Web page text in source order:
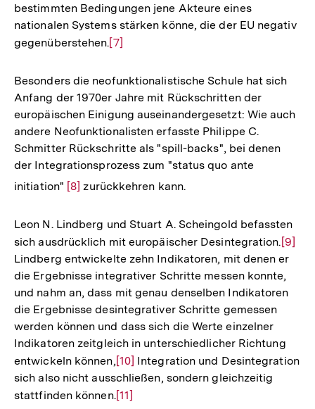
der
Fußnote
bestimmten Bedingungen jene Akteure eines
nationalen Systems stärken könne, die der EU negativ
gegenüberstehen.Zur
der
Fußnote
[7]
Besonders die neofunktionalistische Schule hat sich
Anfang der 1970er Jahre mit Rückschritten der
europäischen Einigung auseinandergesetzt: Wie auch
andere Neofunktionalisten erfasste Philippe C.
Schmitter Rückschritte als "spill-backs", bei denen
der Integrationsprozess zum "status quo ante
initiation" Zur
der
Fußnote
[8] zurückkehren kann.
Leon N. Lindberg und Stuart A. Scheingold befassten
sich ausdrücklich mit europäischer Desintegration.Zur
der
[9]
Lindberg entwickelte zehn Indikatoren, mit denen er
die Ergebnisse integrativer Schritte messen konnte,
und nahm an, dass mit genau denselben Indikatoren
die Ergebnisse desintegrativer Schritte gemessen
werden können und dass sich die Werte einzelner
Indikatoren zeitgleich in unterschiedlicher Richtung
entwickeln können,Zur
Auflösung
der
[10] Integration und Desintegration
sich also nicht ausschließen, sondern gleichzeitig
stattfinden können.Zur
[11]